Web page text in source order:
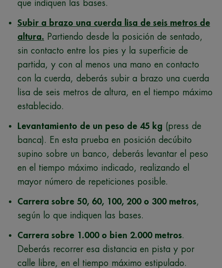
que indiquen las bases.
Subir a brazo una cuerda lisa de seis metros de
altura. Partiendo desde la posición de sentado,
sin contacto entre los pies y la superficie de
partida, y con al menos una mano en contacto
con la cuerda, deberás subir a brazo una cuerda
lisa de seis metros de altura, en el tiempo máximo
establecido.
Levantamiento de un peso de 45 kg (press de
banca). En esta prueba en posición decúbito
supino sobre un banco, deberás levantar el peso
en el tiempo máximo indicado, realizando el
mayor número de repeticiones posible.
Carrera sobre 50, 60, 100, 200 o 300 metros,
según lo que indiquen las bases.
Carrera sobre 1.000 o bien 2.000 metros.
Deberás recorrer esa distancia en pista y por
calle libre, en el tiempo máximo estipulado.